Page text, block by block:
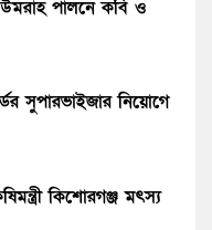
উমরাহ পালনে কবি ও
সুপারভাইজার নিয়োগে
কিশোরগঞ্জ মৎস্য